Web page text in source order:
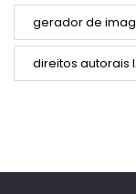
gerador de
direitos autorais